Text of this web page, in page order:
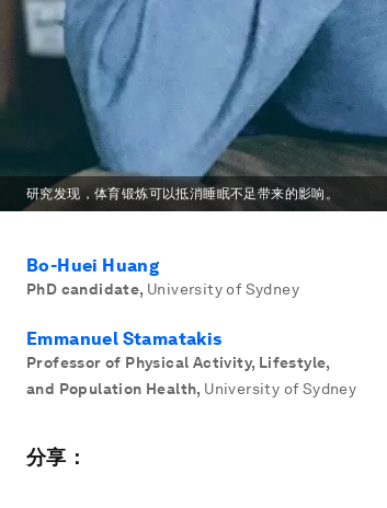
研究发现，体育锻炼可以抵消睡眠不足带来的影响。
Bo-Huei Huang
PhD candidate, University of Sydney
Emmanuel Stamatakis
Professor of Physical Activity, Lifestyle,
and Population Health, University of Sydney
分享：